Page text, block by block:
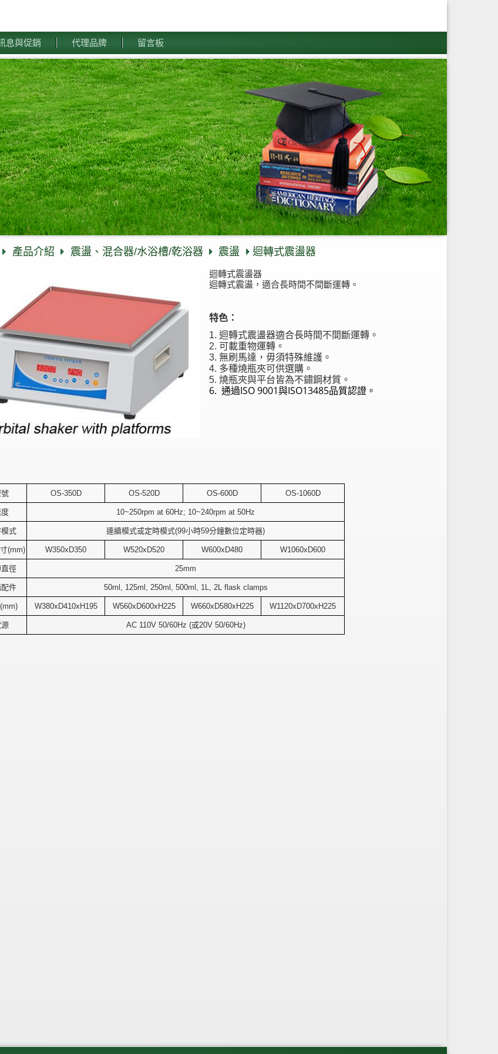
息與促銷 代理品牌 留言板
產品介紹 震盪、混合器/水浴槽/乾浴器 震盪 迴轉式震盪器
迴轉式震盪器
迴轉式震盪，適合長時間不間斷運轉。
特色：
1. 迴轉式震盪器適合長時間不間斷運轉。
2. 可載重物運轉。
3. 無刷馬達，毋須特殊維護。
4. 多種燒瓶夾可供選購。
5. 燒瓶夾與平台皆為不鏽鋼材質。
6. 通過ISO 9001與ISO13485品質認證。
OS-350D OS-520D OS-600D OS-1060D
10~250rpm at 60Hz; 10~240rpm at 50Hz
式 連續模式或定時模式(99小時59分鐘數位定時器)
(mm) W350xD350 W520xD520 W600xD480 W1060xD600
徑 25mm
件 50ml, 125ml, 250ml, 500ml, 1L, 2L flask clamps
W380xD410xH195 W560xD600xH225 W660xD580xH225 W1120xD700xH225
源 AC 110V 50/60Hz (或20V 50/60Hz)